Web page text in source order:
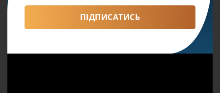
заходів країни. До обговорення майбутнього
української освіти також долучилися музикант
Святослав Вакарчук та волонтер Сергій Притула.
ПІДПИСАТИСЬ